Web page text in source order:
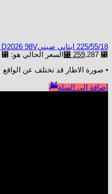
225/55/18 ابتاني صينيD2026 98V
⃁ 287.
⃁ 259 السعر الحالي هو: ⃁ 259.
• صورة الاطار قد تختلف عن الواقع
إضافة إلى السلة